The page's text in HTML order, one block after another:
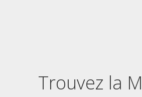
Trouvez la